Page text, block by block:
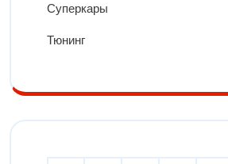
Суперкары
Тюнинг